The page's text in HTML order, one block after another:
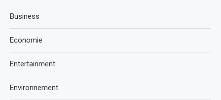
Business
Economie
Entertainment
Environnement